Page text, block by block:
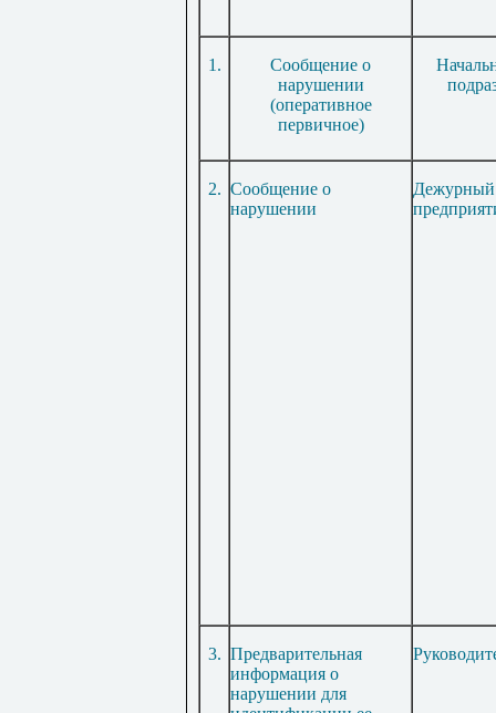
1.
Сообщение о
нарушении
(оперативное
первичное)
2. Сообщение о
нарушении
Дежурный
3. Предварительная
информация о
нарушении для